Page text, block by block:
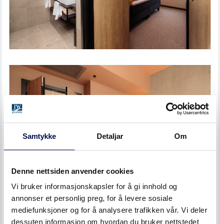
Samtykke Detaljar Om
Denne nettsiden anvender cookies
Vi bruker informasjonskapsler for å gi innhold og
annonser et personlig preg, for å levere sosiale
mediefunksjoner og for å analysere trafikken vår. Vi deler
dessuten informasjon om hvordan du bruker nettstedet